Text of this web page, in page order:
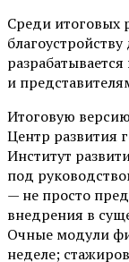
Среди итоговых
и
Итоговую
Центр развития
Институт
под
— не просто
внедрения в
Очные модули
неделе;